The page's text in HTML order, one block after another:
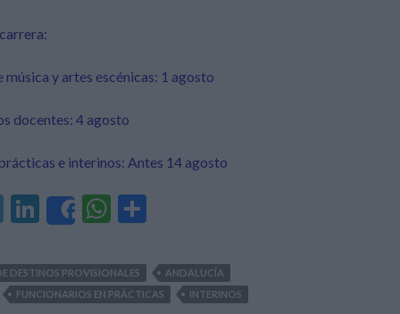
y artes escénicas: 1 agosto
docentes: 4 agosto
e interinos: Antes 14 agosto
T
e
gr
Li
n
ke
dI
Share
W
at
s
m
p
DESTINOS PROVISIONALES
ANDALUCÍA
FUNCIONARIOS EN PRÁCTICAS INTERINOS